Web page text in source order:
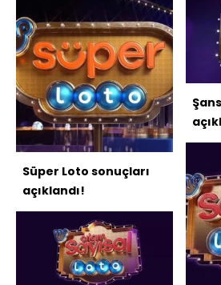
Süper Loto sonuçları
açıklandı!